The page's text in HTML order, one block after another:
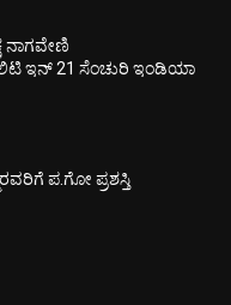
ನಾಗವೇಣಿ
ಇನ್ 21 ಸೆಂಚುರಿ ಇಂಡಿಯಾ
ಪ.ಗೋ ಪ್ರಶಸ್ತಿ